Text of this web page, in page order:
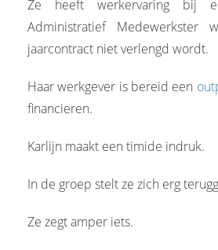
Ze heeft werkervaring bij
Administratief Medewerkster
jaarcontract niet verlengd wordt.
Haar werkgever is bereid een
financieren.
Karlijn maakt een timide indruk.
In de groep stelt ze zich erg
Ze zegt amper iets.